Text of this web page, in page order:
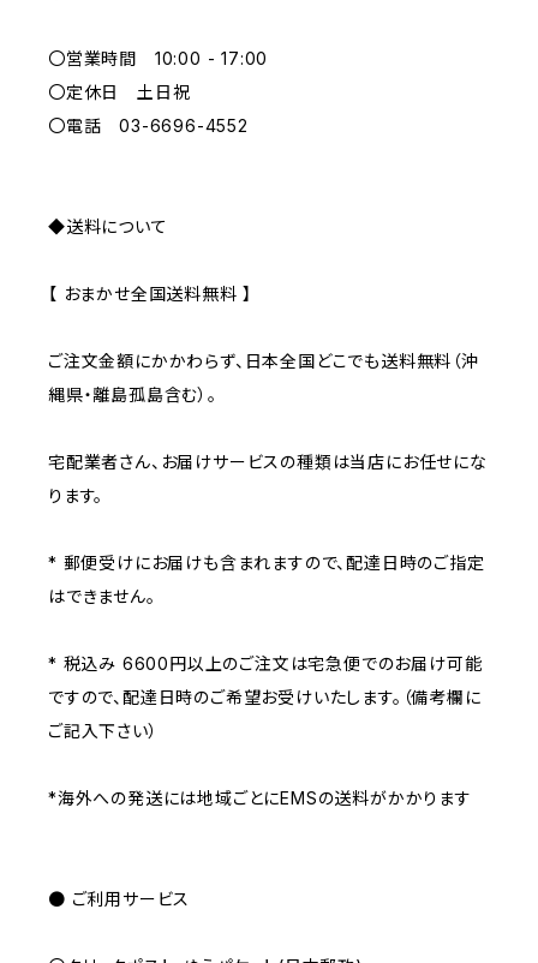
GRAY
〇営業時間 10:00 - 17:00
〇定休日 土日祝
〇電話 03-6696-4552
◆送料について
【 おまかせ全国送料無料 】
ご注文金額にかかわらず、日本全国どこでも送料無料（沖
縄県・離島孤島含む）。
宅配業者さん、お届けサービスの種類は当店にお任せにな
ります。
* 郵便受けにお届けも含まれますので、配達日時のご指定
はできません。
* 税込み 6600円以上のご注文は宅急便でのお届け可能
ですので、配達日時のご希望お受けいたします。（備考欄に
ご記入下さい）
*海外への発送には地域ごとにEMSの送料がかかります
● ご利用サービス